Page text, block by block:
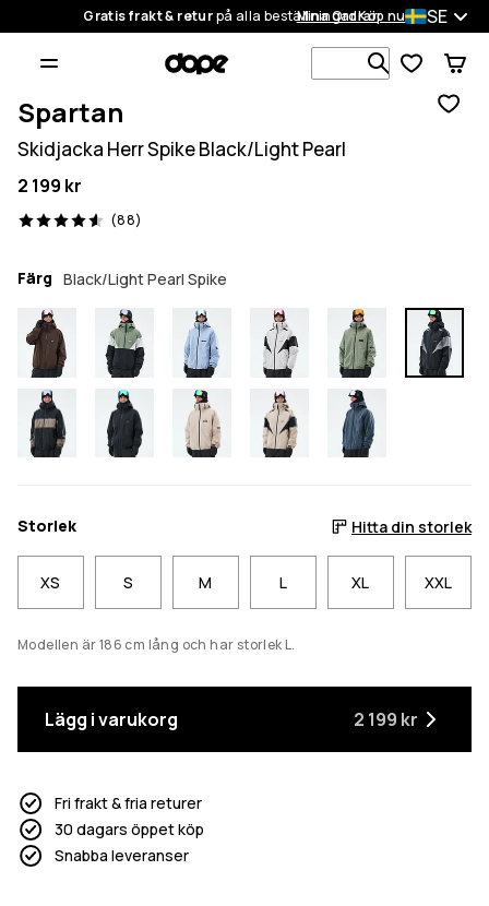
Gratis frakt & returpå alla beställningarKöp nu
Mina Ordrar SE
Sök bland
Spartan
Skidjacka Herr Spike Black/Light Pearl
2 199 kr
(88)
88 recensioner, 4.6/5
Färg Black/Light Pearl Spike
Storlek Hitta din storlek
XS S M L XL XXL
Modellen är 186 cm lång och har storlek L.
Lägg i varukorg 2 199 kr
Fri frakt & fria returer
30 dagars öppet köp
Snabba leveranser